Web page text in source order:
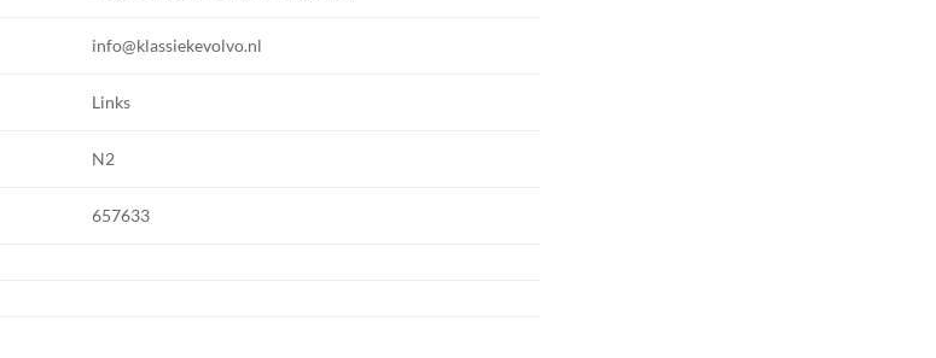
info@klassiekevolvo.nl
Links
N2
657633